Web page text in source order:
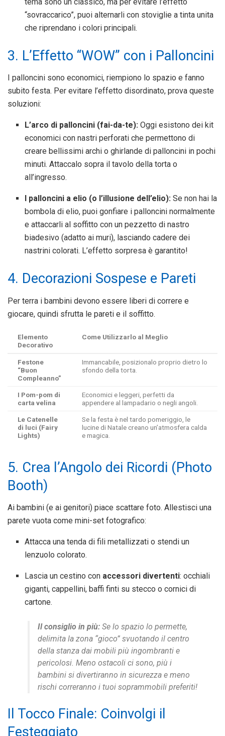
“sovraccarico”, puoi alternarli con stoviglie a tinta unita
che riprendano i colori principali.
3. L’Effetto “WOW” con i Palloncini
I palloncini sono economici, riempiono lo spazio e fanno
subito festa. Per evitare l’effetto disordinato, prova queste
soluzioni:
L’arco di palloncini (fai-da-te): Oggi esistono dei kit
economici con nastri perforati che permettono di
creare bellissimi archi o ghirlande di palloncini in pochi
minuti. Attaccalo sopra il tavolo della torta o
all’ingresso.
I palloncini a elio (o l’illusione dell’elio): Se non hai la
bombola di elio, puoi gonfiare i palloncini normalmente
e attaccarli al soffitto con un pezzetto di nastro
biadesivo (adatto ai muri), lasciando cadere dei
nastrini colorati. L’effetto sorpresa è garantito!
4. Decorazioni Sospese e Pareti
Per terra i bambini devono essere liberi di correre e
giocare, quindi sfrutta le pareti e il soffitto.
Elemento
Decorativo
Come Utilizzarlo al Meglio
Festone
“Buon
Compleanno”
Immancabile, posizionalo proprio dietro lo
sfondo della torta.
I Pom-pom di
carta velina
Economici e leggeri, perfetti da
appendere al lampadario o negli angoli.
Le Catenelle
di luci (Fairy
Lights)
Se la festa è nel tardo pomeriggio, le
lucine di Natale creano un’atmosfera calda
e magica.
5. Crea l’Angolo dei Ricordi (Photo
Booth)
Ai bambini (e ai genitori) piace scattare foto. Allestisci una
parete vuota come mini-set fotografico:
Attacca una tenda di fili metallizzati o stendi un
lenzuolo colorato.
Lascia un cestino con accessori divertenti: occhiali
giganti, cappellini, baffi finti su stecco o cornici di
cartone.
Il consiglio in più: Se lo spazio lo permette,
delimita la zona “gioco” svuotando il centro
della stanza dai mobili più ingombranti e
pericolosi. Meno ostacoli ci sono, più i
bambini si divertiranno in sicurezza e meno
rischi correranno i tuoi soprammobili preferiti!
Il Tocco Finale: Coinvolgi il
Festeggiato